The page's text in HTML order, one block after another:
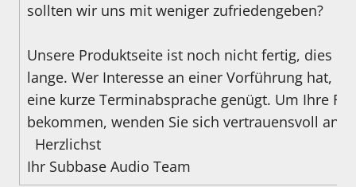
sollten wir uns mit weniger zufriedengeben?
Unsere Produktseite ist noch nicht fertig, dies
lange. Wer Interesse an einer Vorführung hat,
eine kurze Terminabsprache genügt. Um Ihre
bekommen, wenden Sie sich vertrauensvoll an
Herzlichst
Ihr Subbase Audio Team